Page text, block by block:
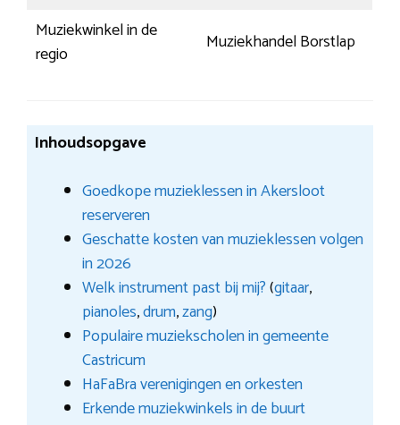
Muziekwinkel in de
regio
Muziekhandel Borstlap
Inhoudsopgave
Goedkope muzieklessen in Akersloot
reserveren
Geschatte kosten van muzieklessen volgen
in 2026
Welk instrument past bij mij?(gitaar,
pianoles,drum,zang)
Populaire muziekscholen in gemeente
Castricum
HaFaBra verenigingen en orkesten
Erkende muziekwinkels in de buurt